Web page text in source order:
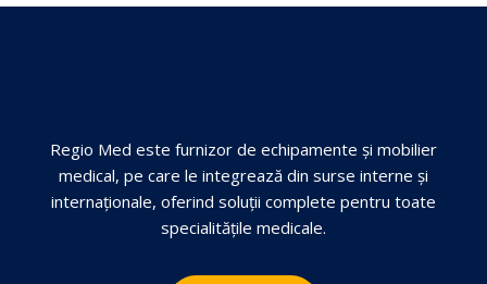
Regio Med este furnizor de echipamente și mobilier
medical, pe care le integrează din surse interne și
internaționale, oferind soluții complete pentru toate
specialitățile medicale.